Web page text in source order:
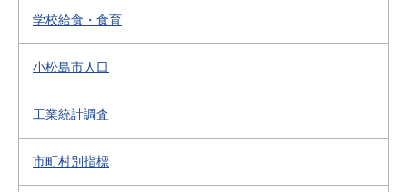
学校給食・食育
小松島市人口
工業統計調査
市町村別指標